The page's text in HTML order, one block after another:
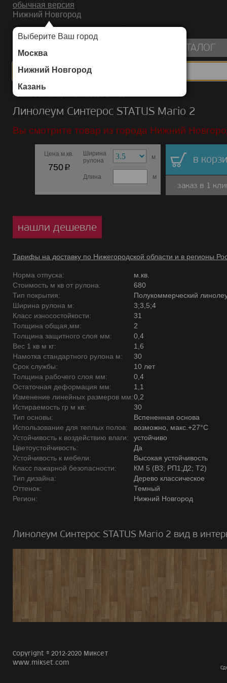
обычная версия
Нижний Новгород
Выберите Ваш город
Москва
Нижний Новгород
Казань
ИНТЕРНЕТ-МАГАЗИН НАПОЛЬНЫХ ПОКРЫТИЙ
КАТАЛОГ
Каталог/Линолеум/Синтерос/STATUS
Линолеум Синтерос STATUS Mario 2
Вы смотрите товар из города Нижний
Цена м.кв.
750p
Ширина
рулона
м
Длина м
в
заказ в 1
нашли дешевле
Тарифы на доставку по Нижегородской области и в регионы
Норма отпуска:
м.кв.
Стоимость м кв от рулона:
680
Тип покрытия:
Полукоммерческий
Ширина рулона м:
3;3,5;4
Класс износостойкости:
31
Толщина общая,мм:
2
Толщина защитного слоя мм:
0,4
Вес 1 кв м кг:
1,6
Намотка стандартного рулона м:
30
Срок службы:
10 лет
Толщина рабочего слоя мм:
0,4
Остаточная деформация мм:
1,1
Изменение линейных размеров мм:0,2
Истираемость гр м кв:
30
Тип основы:
Вспененная основа
Использование для теплых полов:
возможно, макс.+27°С
Устойчивость к воздействию влаги:
устойчиво
Цветоустойчивость:
Да
Устойчивость к мебели:
Высокая устойчивость
Класс пажарной безопасности:
КМ 5 (В3; РП1;Д2; Т2)
Тип дизайна:
Дерево классическое
Оттенок:
Темный
Регион:
Нижний Новгород
Линолеум Синтерос STATUS Mario 2 вид в
Copyright © 2012-2020 Миксет
www.mikset.com